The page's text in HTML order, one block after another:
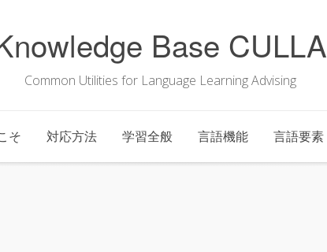
Base CULLA
Common Utilities for Language Learning Advising
そ 対応方法 学習全般 言語機能 言語要素